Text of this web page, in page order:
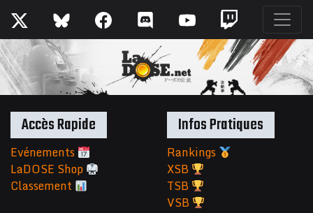
Accès Rapide
Evénements
LaDOSE Shop
Classement
Infos Pratiques
Rankings
XSB
TSB
VSB